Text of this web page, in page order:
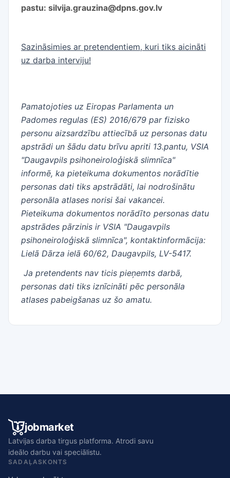
pastu: silvija.grauzina@dpns.gov.lv
Sazināsimies ar pretendentiem, kuri tiks aicināti
uz darba interviju!
Pamatojoties uz Eiropas Parlamenta un
Padomes regulas (ES) 2016/679 par fizisko
personu aizsardzību attiecībā uz personas datu
apstrādi un šādu datu brīvu apriti 13.pantu, VSIA
"Daugavpils psihoneiroloģiskā slimnīca"
informē, ka pieteikuma dokumentos norādītie
personas dati tiks apstrādāti, lai nodrošinātu
personāla atlases norisi šai vakancei.
Pieteikuma dokumentos norādīto personas datu
apstrādes pārzinis ir VSIA "Daugavpils
psihoneiroloģiskā slimnīca", kontaktinformācija:
Lielā Dārza ielā 60/62, Daugavpils, LV-5417.
Ja pretendents nav ticis pieņemts darbā,
personas dati tiks iznīcināti pēc personāla
atlases pabeigšanas uz šo amatu.
jobmarket
Latvijas darba tirgus platforma. Atrodi savu
ideālo darbu vai speciālistu.
SADAĻAS KONTS